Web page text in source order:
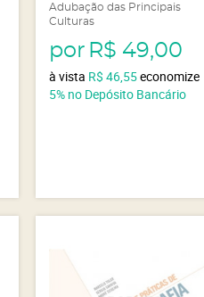
Adubação das Principais
Culturas
por R$ 49,00
à vista R$ 46,55economize
5% no Depósito Bancário